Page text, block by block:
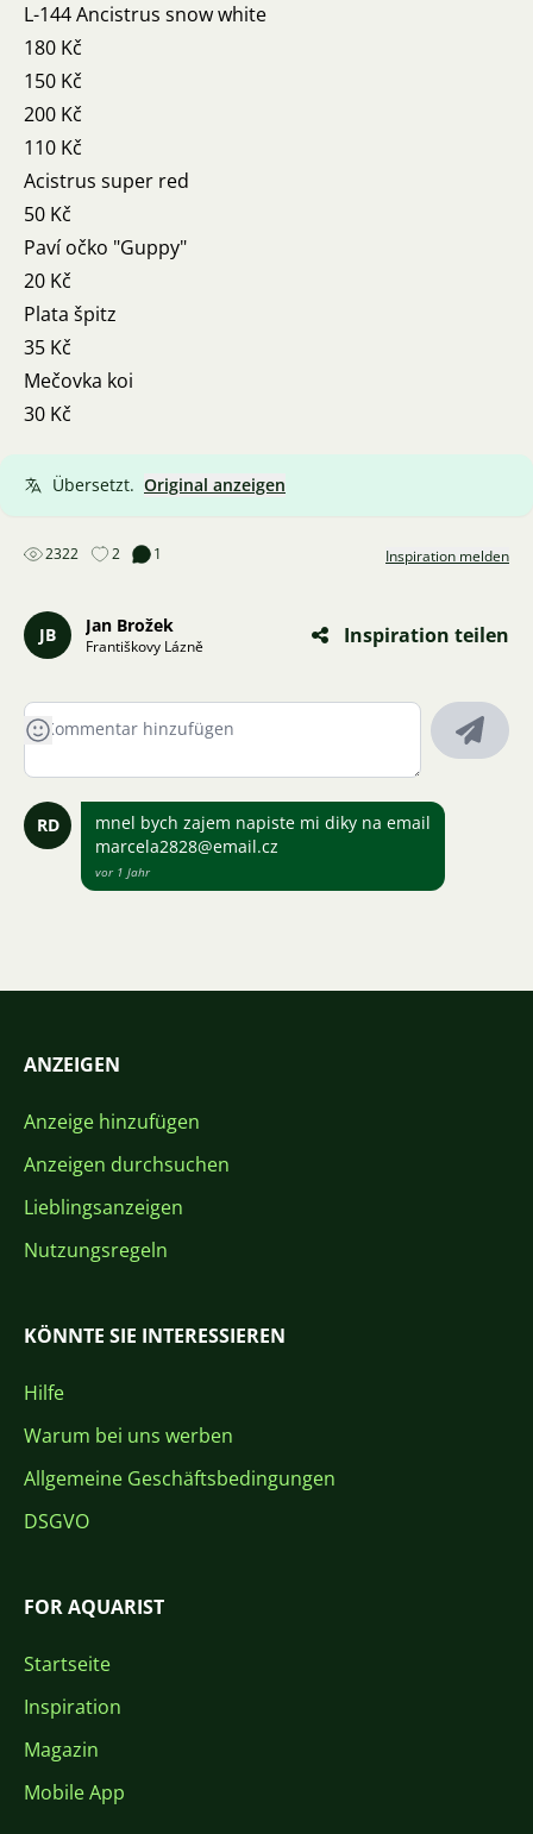
L-144 Ancistrus snow white
180 Kč
150 Kč
200 Kč
110 Kč
Acistrus super red
50 Kč
Paví očko "Guppy"
20 Kč
Plata špitz
35 Kč
Mečovka koi
30 Kč
Übersetzt. Original anzeigen
2322 2 1 Inspiration melden
JB Jan Brožek
Františkovy Lázně Inspiration teilen
RD
mnel bych zajem napiste mi diky na email
marcela2828@email.cz
vor 1 Jahr
ANZEIGEN
Anzeige hinzufügen
Anzeigen durchsuchen
Lieblingsanzeigen
Nutzungsregeln
KÖNNTE SIE INTERESSIEREN
Hilfe
Warum bei uns werben
Allgemeine Geschäftsbedingungen
DSGVO
FOR AQUARIST
Startseite
Inspiration
Magazin
Mobile App